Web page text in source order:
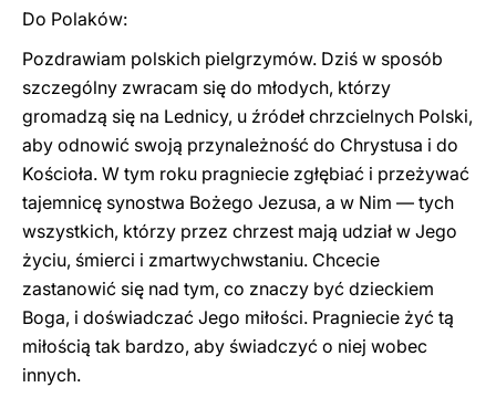
Do Polaków:
Pozdrawiam polskich pielgrzymów. Dziś w sposób
szczególny zwracam się do młodych, którzy
gromadzą się na Lednicy, u źródeł chrzcielnych Polski,
aby odnowić swoją przynależność do Chrystusa i do
Kościoła. W tym roku pragniecie zgłębiać i przeżywać
tajemnicę synostwa Bożego Jezusa, a w Nim — tych
wszystkich, którzy przez chrzest mają udział w Jego
życiu, śmierci i zmartwychwstaniu. Chcecie
zastanowić się nad tym, co znaczy być dzieckiem
Boga, i doświadczać Jego miłości. Pragniecie żyć tą
miłością tak bardzo, aby świadczyć o niej wobec
innych.